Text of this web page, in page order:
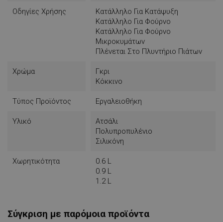
Οδηγίες Χρήσης
Κατάλληλο Για Κατάψυξη
Κατάλληλο Για Φούρνο
Κατάλληλο Για Φούρνο
Μικροκυμάτων
Πλένεται Στο Πλυντήριο Πιάτων
Χρώμα
Γκρι
Κόκκινο
Τύπος Προϊόντος Εργαλειοθήκη
Υλικό
Ατσάλι
Πολυπροπυλένιο
Σιλικόνη
Χωρητικότητα
0.6 L
0.9 L
1.2 L
Σύγκριση με παρόμοια προϊόντα